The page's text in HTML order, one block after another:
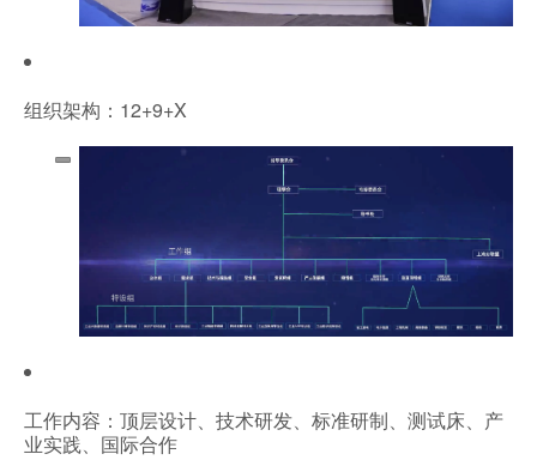
组织架构：12+9+X
工作内容：顶层设计、技术研发、标准研制、测试床、产
业实践、国际合作